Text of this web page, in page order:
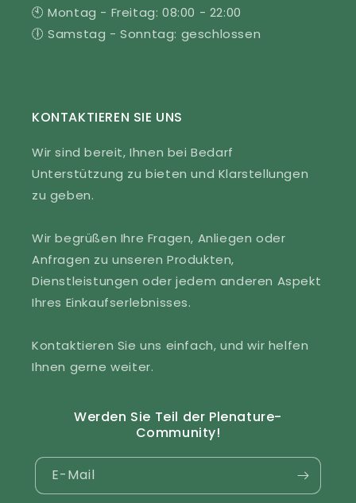
🕙 Montag - Freitag: 08:00 - 22:00
🕕 Samstag - Sonntag: geschlossen
KONTAKTIEREN SIE UNS
Wir sind bereit, Ihnen bei Bedarf
Unterstützung zu bieten und Klarstellungen
zu geben.
Wir begrüßen Ihre Fragen, Anliegen oder
Anfragen zu unseren Produkten,
Dienstleistungen oder jedem anderen Aspekt
Ihres Einkaufserlebnisses.
Kontaktieren Sie uns einfach, und wir helfen
Ihnen gerne weiter.
Werden Sie Teil der Plenature-
Community!
E-Mail